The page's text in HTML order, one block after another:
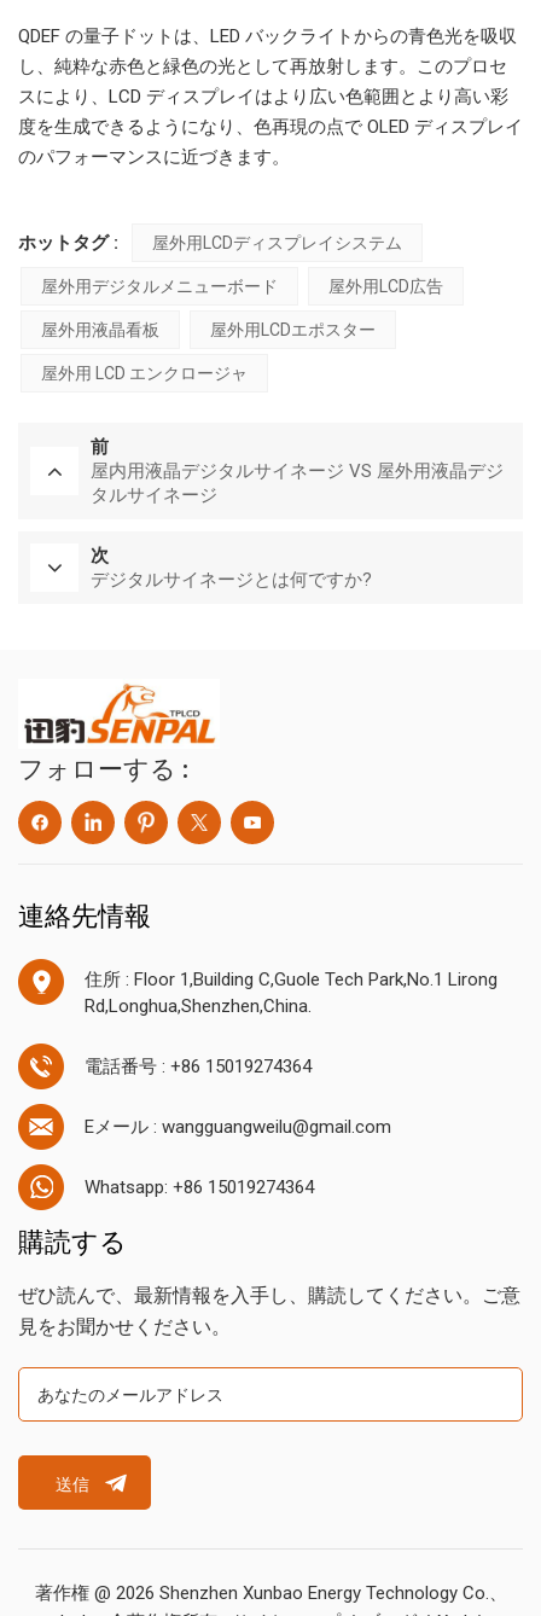
QDEF の量子ドットは、LED バックライトからの青色光を吸収
し、純粋な赤色と緑色の光として再放射します。このプロセ
スにより、LCD ディスプレイはより広い色範囲とより高い彩
度を生成できるようになり、色再現の点で OLED ディスプレイ
のパフォーマンスに近づきます。
ホットタグ : 屋外用LCDディスプレイシステム
屋外用デジタルメニューボード 屋外用LCD広告
屋外用液晶看板 屋外用LCDエポスター
屋外用 LCD エンクロージャ
前
屋内用液晶デジタルサイネージ VS 屋外用液晶デジ
タルサイネージ
次
デジタルサイネージとは何ですか?
フォローする :
連絡先情報
住所 : Floor 1,Building C,Guole Tech Park,No.1 Lirong
Rd,Longhua,Shenzhen,China.
電話番号 : +86 15019274364
Eメール : wangguangweilu@gmail.com
Whatsapp: +86 15019274364
購読する
ぜひ読んで、最新情報を入手し、購読してください。ご意
見をお聞かせください。
送信
著作権 @ 2026 Shenzhen Xunbao Energy Technology Co.、